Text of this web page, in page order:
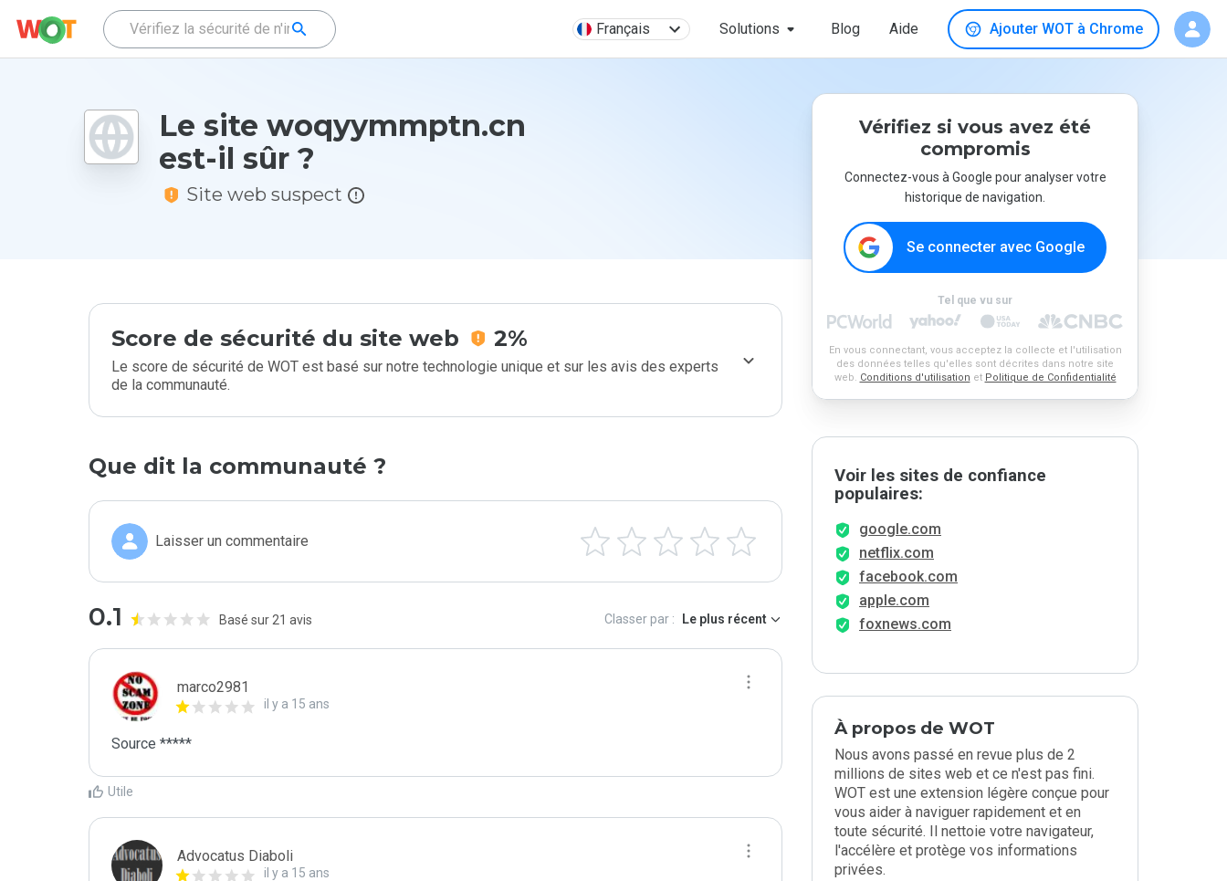
Français Solutions Blog Aide Ajouter WOT à Chrome
Le site woqyymmptn.cn
est-il sûr ?
Site web suspect
Score de sécurité du site web 2%
Le score de sécurité de WOT est basé sur notre technologie unique et sur les avis des experts
de la communauté.
Que dit la communauté ?
Laisser un commentaire
0.1 Basé sur 21 avis Classer par : Le plus récent
marco2981
il y a 15 ans
Source *****
Utile
Advocatus Diaboli
il y a 15 ans
Vérifiez si vous avez été
compromis
Connectez-vous à Google pour analyser votre
historique de navigation.
Se connecter avec Google
Tel que vu sur
En vous connectant, vous acceptez la collecte et l'utilisation
des données telles qu'elles sont décrites dans notre site
web. Conditions d'utilisation et Politique de Confidentialité
Voir les sites de confiance
populaires:
google.com
netflix.com
facebook.com
apple.com
foxnews.com
À propos de WOT
Nous avons passé en revue plus de 2
millions de sites web et ce n'est pas fini.
WOT est une extension légère conçue pour
vous aider à naviguer rapidement et en
toute sécurité. Il nettoie votre navigateur,
l'accélère et protège vos informations
privées.